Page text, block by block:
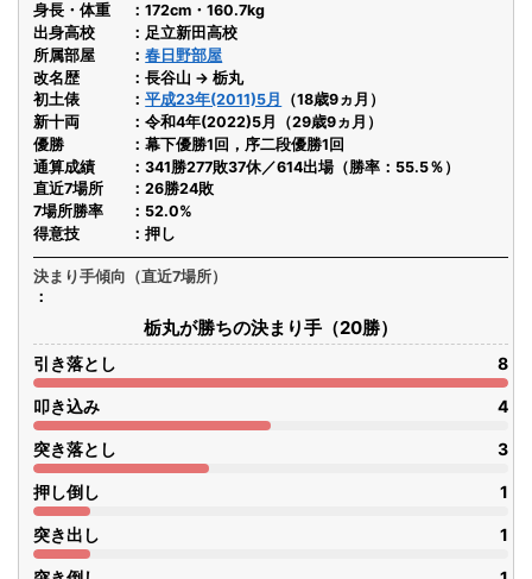
身長・体重
172cm・160.7kg
出身高校
足立新田高校
所属部屋
春日野部屋
改名歴
長谷山 → 栃丸
初土俵
平成23年(2011)5月
（18歳9ヵ月）
新十両
令和4年(2022)5月（29歳9ヵ月）
優勝
幕下優勝1回，序二段優勝1回
通算成績
341勝277敗37休／614出場（勝率：55.5％）
直近7場所
26勝24敗
7場所勝率
52.0%
得意技
押し
決まり手傾向（直近7場所）
栃丸が勝ちの決まり手（20勝）
引き落とし 8
叩き込み 4
突き落とし 3
押し倒し 1
突き出し 1